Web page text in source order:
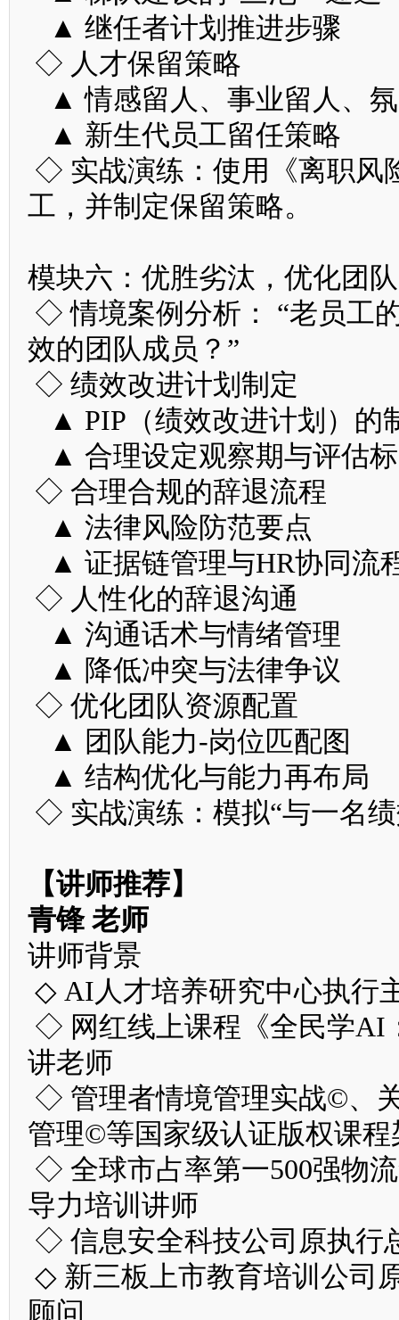
▲ 继任者计划推进步骤
◇ 人才保留策略
▲ 情感留人、事业留人、
▲ 新生代员工留任策略
◇ 实战演练：使用《离职风
工，并制定保留策略。
模块六：优胜劣汰，优化团队
◇ 情境案例分析： “老员工
效的团队成员？”
◇ 绩效改进计划制定
▲ PIP（绩效改进计划）的
▲ 合理设定观察期与评估
◇ 合理合规的辞退流程
▲ 法律风险防范要点
▲ 证据链管理与HR协同流
◇ 人性化的辞退沟通
▲ 沟通话术与情绪管理
▲ 降低冲突与法律争议
◇ 优化团队资源配置
▲ 团队能力-岗位匹配图
▲ 结构优化与能力再布局
◇ 实战演练：模拟“与一名
【讲师推荐】
青锋 老师
讲师背景
◇ AI人才培养研究中心执行
◇ 网红线上课程《全民学AI
讲老师
◇ 管理者情境管理实战©、
管理©等国家级认证版权课
◇ 全球市占率第一500强物
导力培训讲师
◇ 信息安全科技公司原执行
◇ 新三板上市教育培训公司
顾问